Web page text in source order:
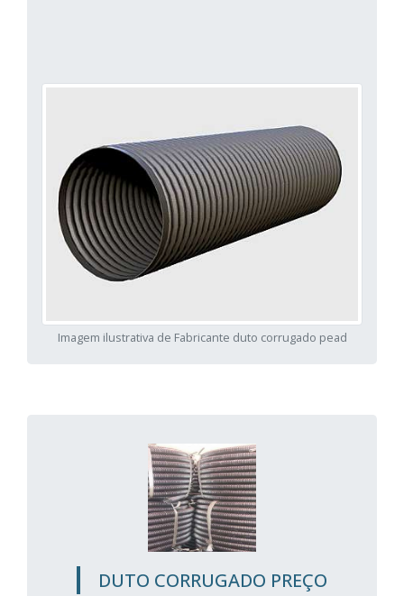
Imagem ilustrativa de Fabricante duto corrugado pead
DUTO CORRUGADO PREÇO